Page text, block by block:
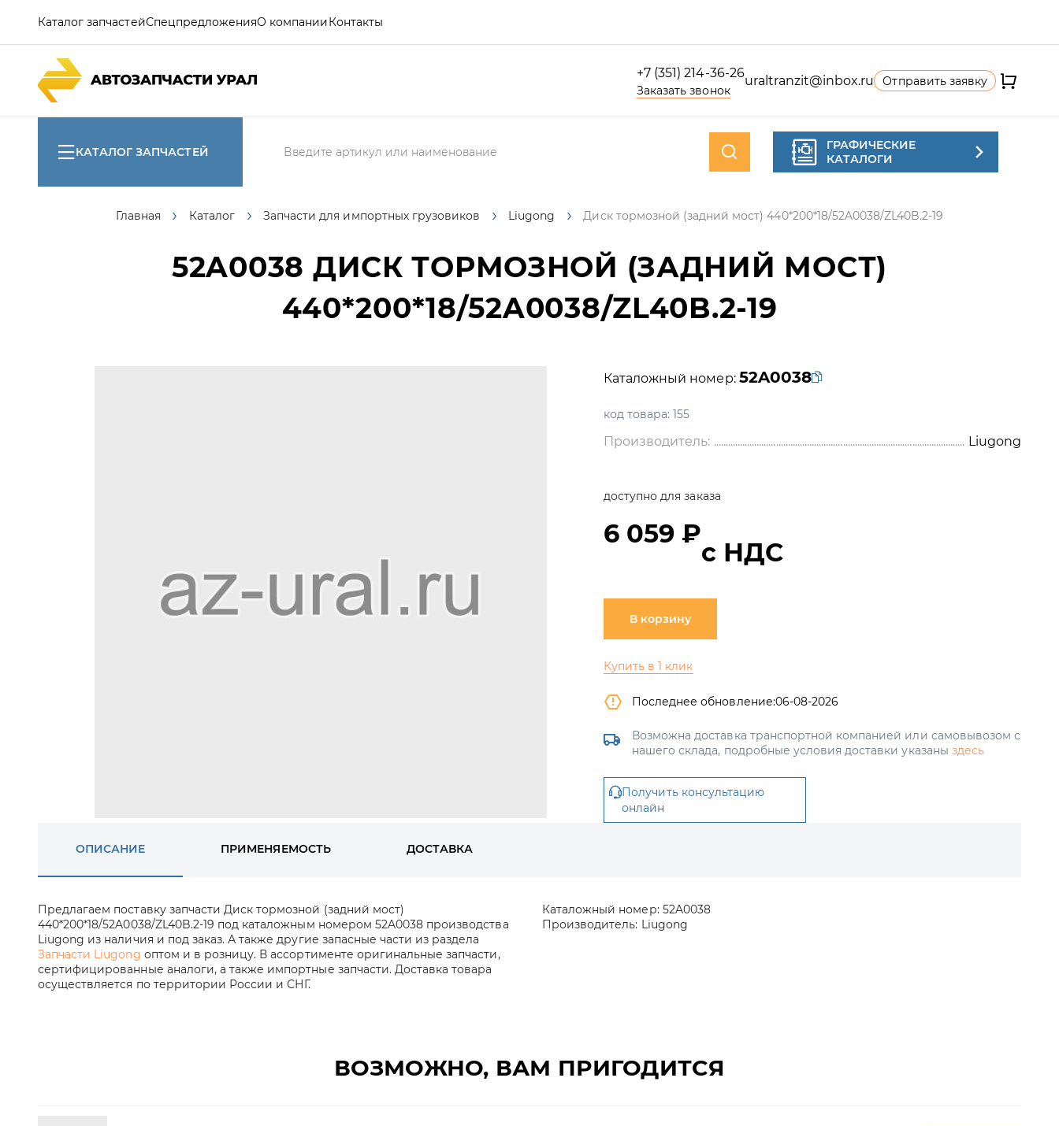
Каталог запчастейСпецпредложенияО компанииКонтакты
+7 (351) 214-36-26
Заказать звонок
uraltranzit@inbox.ru Отправить заявку
КАТАЛОГ ЗАПЧАСТЕЙ
ГРАФИЧЕСКИЕ
КАТАЛОГИ
Главная Каталог Запчасти для импортных грузовиков Liugong Диск тормозной (задний мост) 440*200*18/52A0038/ZL40B.2-19
52A0038 ДИСК ТОРМОЗНОЙ (ЗАДНИЙ МОСТ)
440*200*18/52A0038/ZL40B.2-19
Каталожный номер: 52A0038
код товара: 155
Производитель: Liugong
доступно для заказа
6 059 ₽
с НДС
В корзину
Купить в 1 клик
Последнее обновление:06-08-2026
Возможна доставка транспортной компанией или самовывозом с
нашего склада, подробные условия доставки указаны здесь
Получить консультацию
онлайн
ОПИСАНИЕ ПРИМЕНЯЕМОСТЬ ДОСТАВКА
Предлагаем поставку запчасти Диск тормозной (задний мост)
440*200*18/52A0038/ZL40B.2-19 под каталожным номером 52A0038 производства
Liugong из наличия и под заказ. А также другие запасные части из раздела
Запчасти Liugong оптом и в розницу. В ассортименте оригинальные запчасти,
сертифицированные аналоги, а также импортные запчасти. Доставка товара
осуществляется по территории России и СНГ.
Каталожный номер: 52A0038
Производитель: Liugong
ВОЗМОЖНО, ВАМ ПРИГОДИТСЯ